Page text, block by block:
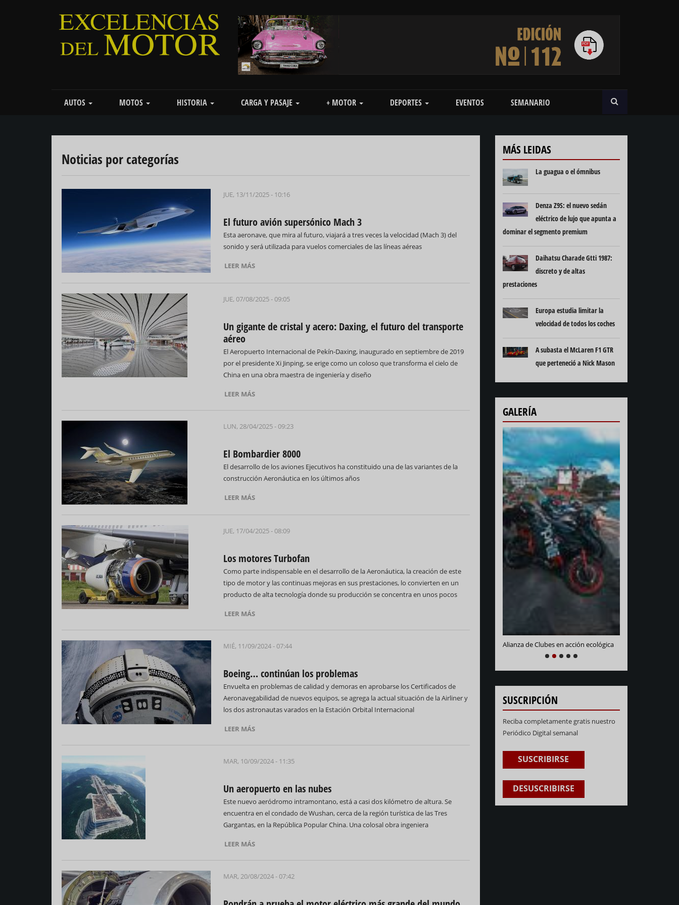
Main
navigation
AUTOS MOTOS HISTORIA CARGA Y PASAJE + MOTOR DEPORTES EVENTOS SEMANARIO
Noticias por categorías
JUE, 13/11/2025 - 10:16
El futuro avión supersónico Mach 3
Esta aeronave, que mira al futuro, viajará a tres veces la velocidad (Mach 3) del
sonido y será utilizada para vuelos comerciales de las líneas aéreas
LEER MÁS
JUE, 07/08/2025 - 09:05
Un gigante de cristal y acero: Daxing, el futuro del transporte
aéreo
El Aeropuerto Internacional de Pekín-Daxing, inaugurado en septiembre de 2019
por el presidente Xi Jinping, se erige como un coloso que transforma el cielo de
China en una obra maestra de ingeniería y diseño
LEER MÁS
LUN, 28/04/2025 - 09:23
El Bombardier 8000
El desarrollo de los aviones Ejecutivos ha constituido una de las variantes de la
construcción Aeronáutica en los últimos años
LEER MÁS
JUE, 17/04/2025 - 08:09
Los motores Turbofan
Como parte indispensable en el desarrollo de la Aeronáutica, la creación de este
tipo de motor y las continuas mejoras en sus prestaciones, lo convierten en un
producto de alta tecnología donde su producción se concentra en unos pocos
LEER MÁS
MIÉ, 11/09/2024 - 07:44
Boeing… continúan los problemas
Envuelta en problemas de calidad y demoras en aprobarse los Certificados de
Aeronavegabilidad de nuevos equipos, se agrega la actual situación de la Airliner y
los dos astronautas varados en la Estación Orbital Internacional
LEER MÁS
MAR, 10/09/2024 - 11:35
Un aeropuerto en las nubes
Este nuevo aeródromo intramontano, está a casi dos kilómetro de altura. Se
encuentra en el condado de Wushan, cerca de la región turística de las Tres
Gargantas, en la República Popular China. Una colosal obra ingeniera
LEER MÁS
MAR, 20/08/2024 - 07:42
MÁS LEIDAS
La guagua o el ómnibus
Denza Z9S: el nuevo sedán
eléctrico de lujo que apunta a
dominar el segmento premium
Daihatsu Charade Gtti 1987:
discreto y de altas
prestaciones
Europa estudia limitar la
velocidad de todos los coches
A subasta el McLaren F1 GTR
que perteneció a Nick Mason
GALERÍA
Feria Internacional de La Habana
Alianza de Clubes en acción ecológica
PREVIOUS
SUSCRIPCIÓN
Reciba completamente gratis nuestro
Periódico Digital semanal
SUSCRIBIRSE
DESUSCRIBIRSE